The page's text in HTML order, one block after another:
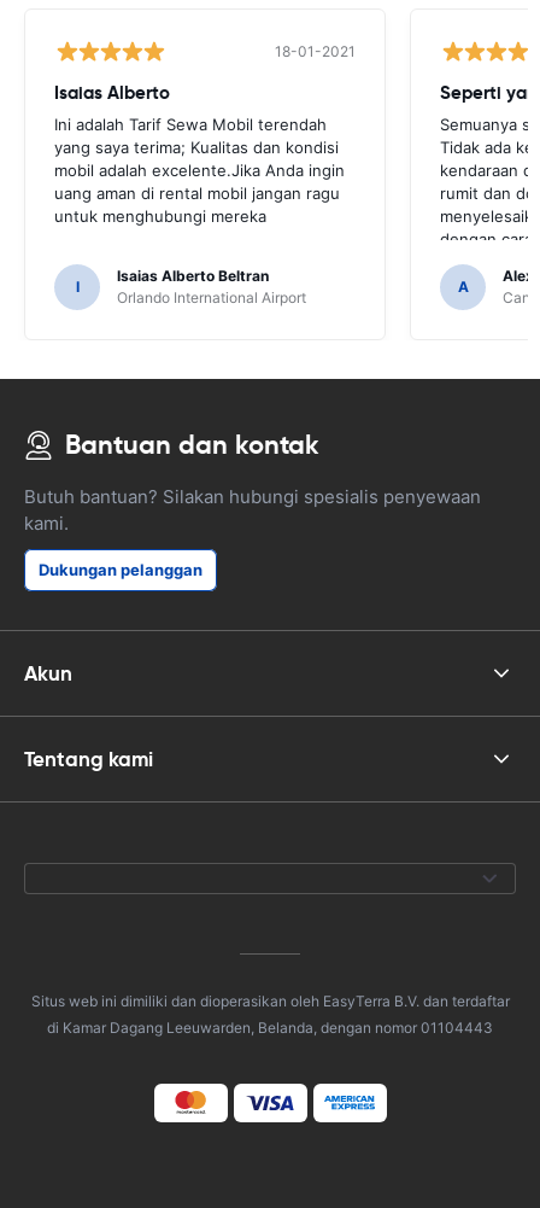
18-01-2021
Isaias Alberto
Ini adalah Tarif Sewa Mobil terendah
yang saya terima; Kualitas dan kondisi
mobil adalah excelente.Jika Anda ingin
uang aman di rental mobil jangan ragu
untuk menghubungi mereka
I
Isaias Alberto Beltran
Orlando International Airport
Seperti
Semuanya
Tidak ada
kendaraan
rumit dan
dengan cara
A
Alex
Bantuan dan kontak
Butuh bantuan? Silakan hubungi spesialis penyewaan
kami.
Dukungan pelanggan
Akun
Tentang kami
Situs web ini dimiliki dan dioperasikan oleh EasyTerra B.V. dan terdaftar
di Kamar Dagang Leeuwarden, Belanda, dengan nomor 01104443